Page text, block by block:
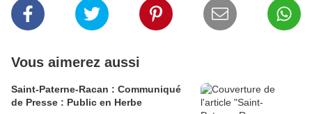
Vous aimerez aussi
Saint-Paterne-Racan : Communiqué
de Presse : Public en Herbe